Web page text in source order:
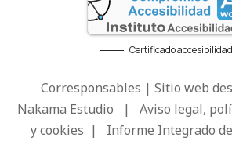
Certificado
Corresponsables | Sitio web
Nakama Estudio | Aviso legal,
y cookies | Informe Integrado